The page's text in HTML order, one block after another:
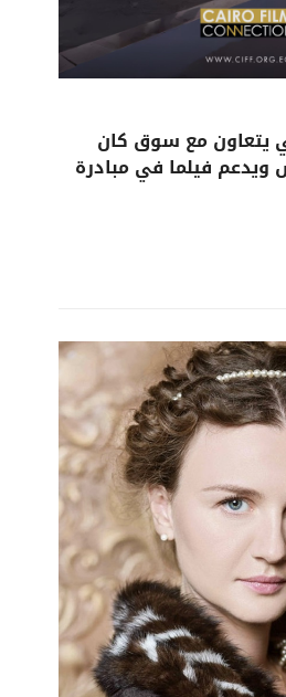
يتعاون مع سوق كان
فيلما في مبادرة